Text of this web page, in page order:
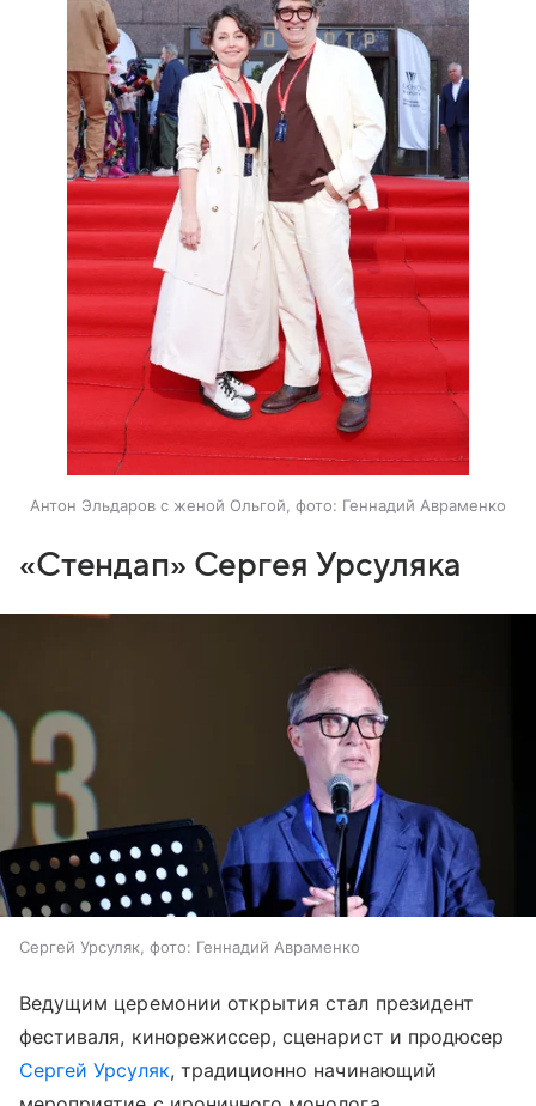
Антон Эльдаров с женой Ольгой, фото: Геннадий Авраменко
«Стендап» Сергея Урсуляка
Сергей Урсуляк, фото: Геннадий Авраменко
Ведущим церемонии открытия стал президент
фестиваля, кинорежиссер, сценарист и продюсер
Сергей Урсуляк, традиционно начинающий